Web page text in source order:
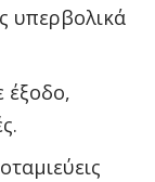
υπερβολικά
έξοδο,